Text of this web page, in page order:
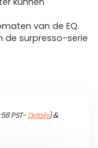
van de EQ.
de surpresso-serie
PST-Details)&